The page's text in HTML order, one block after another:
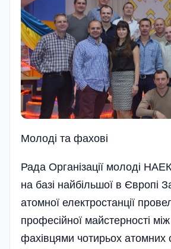
Молодi та фаховi
Рада Організації молоді
на базі найбільшої в Європі
атомної електростанції
професійної майстерності
фахівцями чотирьох атомних